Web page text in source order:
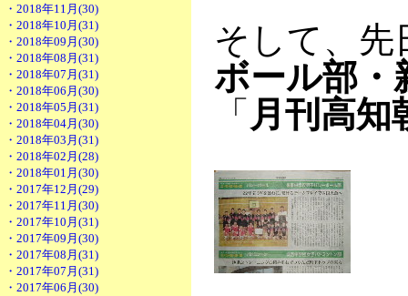
・2018年11月(30)
・2018年10月(31)
・2018年09月(30)
・2018年08月(31)
・2018年07月(31)
・2018年06月(30)
・2018年05月(31)
・2018年04月(30)
・2018年03月(31)
・2018年02月(28)
・2018年01月(30)
・2017年12月(29)
・2017年11月(30)
・2017年10月(31)
・2017年09月(30)
・2017年08月(31)
・2017年07月(31)
・2017年06月(30)
そして、先
ボール部・
「 月刊高知